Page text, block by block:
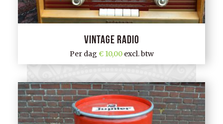
Vintage radio
Per dag 10,00excl. btw